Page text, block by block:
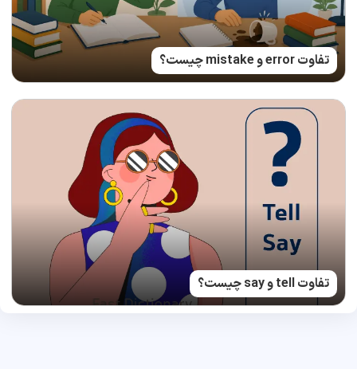
تفاوت error و mistake چیست؟
تفاوت tell و say چیست؟